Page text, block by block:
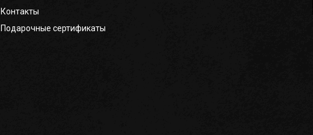
Контакты
Подарочные сертификаты